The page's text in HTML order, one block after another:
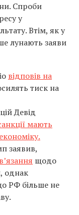
Спроби
у
Втім, як у
лунають заяви
відповів на
тиск на
Девід
мають
заявив,
щодо
однак
РФ більше не